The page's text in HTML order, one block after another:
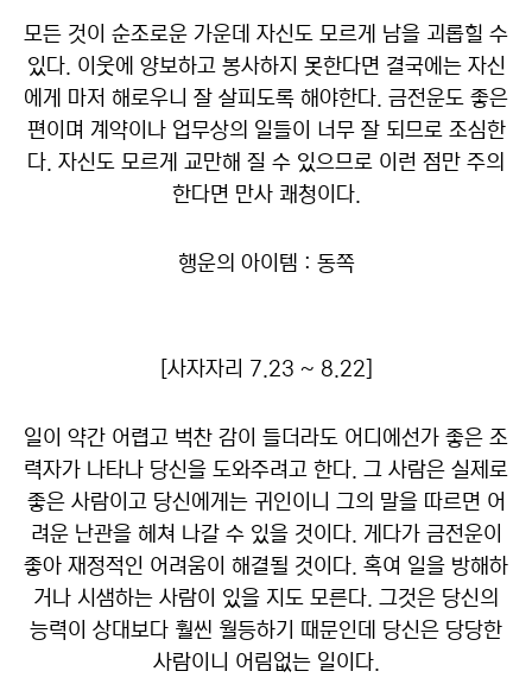
모든 것이 순조로운 가운데 자신도 모르게 남을 괴롭힐 수
있다. 이웃에 양보하고 봉사하지 못한다면 결국에는 자신
에게 마저 해로우니 잘 살피도록 해야한다. 금전운도 좋은
편이며 계약이나 업무상의 일들이 너무 잘 되므로 조심한
다. 자신도 모르게 교만해 질 수 있으므로 이런 점만 주의
한다면 만사 쾌청이다.
행운의 아이템 : 동쪽
[사자자리 7.23 ~ 8.22]
일이 약간 어렵고 벅찬 감이 들더라도 어디에선가 좋은 조
력자가 나타나 당신을 도와주려고 한다. 그 사람은 실제로
좋은 사람이고 당신에게는 귀인이니 그의 말을 따르면 어
려운 난관을 헤쳐 나갈 수 있을 것이다. 게다가 금전운이
좋아 재정적인 어려움이 해결될 것이다. 혹여 일을 방해하
거나 시샘하는 사람이 있을 지도 모른다. 그것은 당신의
능력이 상대보다 훨씬 월등하기 때문인데 당신은 당당한
사람이니 어림없는 일이다.